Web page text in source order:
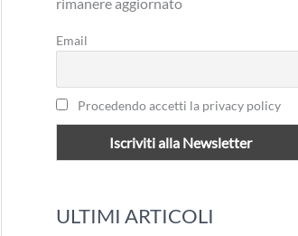
Email
Procedendo accetti la privacy policy
ULTIMI ARTICOLI